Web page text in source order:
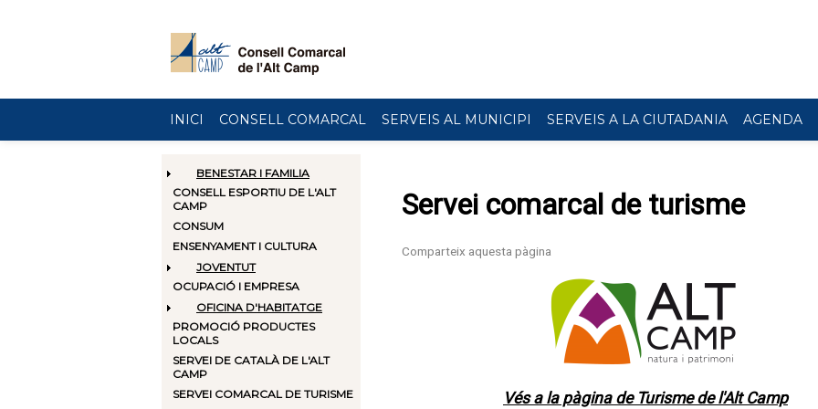
INICI CONSELL COMARCAL SERVEIS AL MUNICIPI SERVEIS A LA CIUTADANIA AGENDA
BENESTAR I FAMILIA
CONSELL ESPORTIU DE L'ALT
CAMP
CONSUM
ENSENYAMENT I CULTURA
JOVENTUT
OCUPACIÓ I EMPRESA
OFICINA D'HABITATGE
PROMOCIÓ PRODUCTES
LOCALS
SERVEI DE CATALÀ DE L'ALT
CAMP
SERVEI COMARCAL DE TURISME
Servei comarcal de turisme
Vés a la pàgina de Turisme de l'Alt Camp